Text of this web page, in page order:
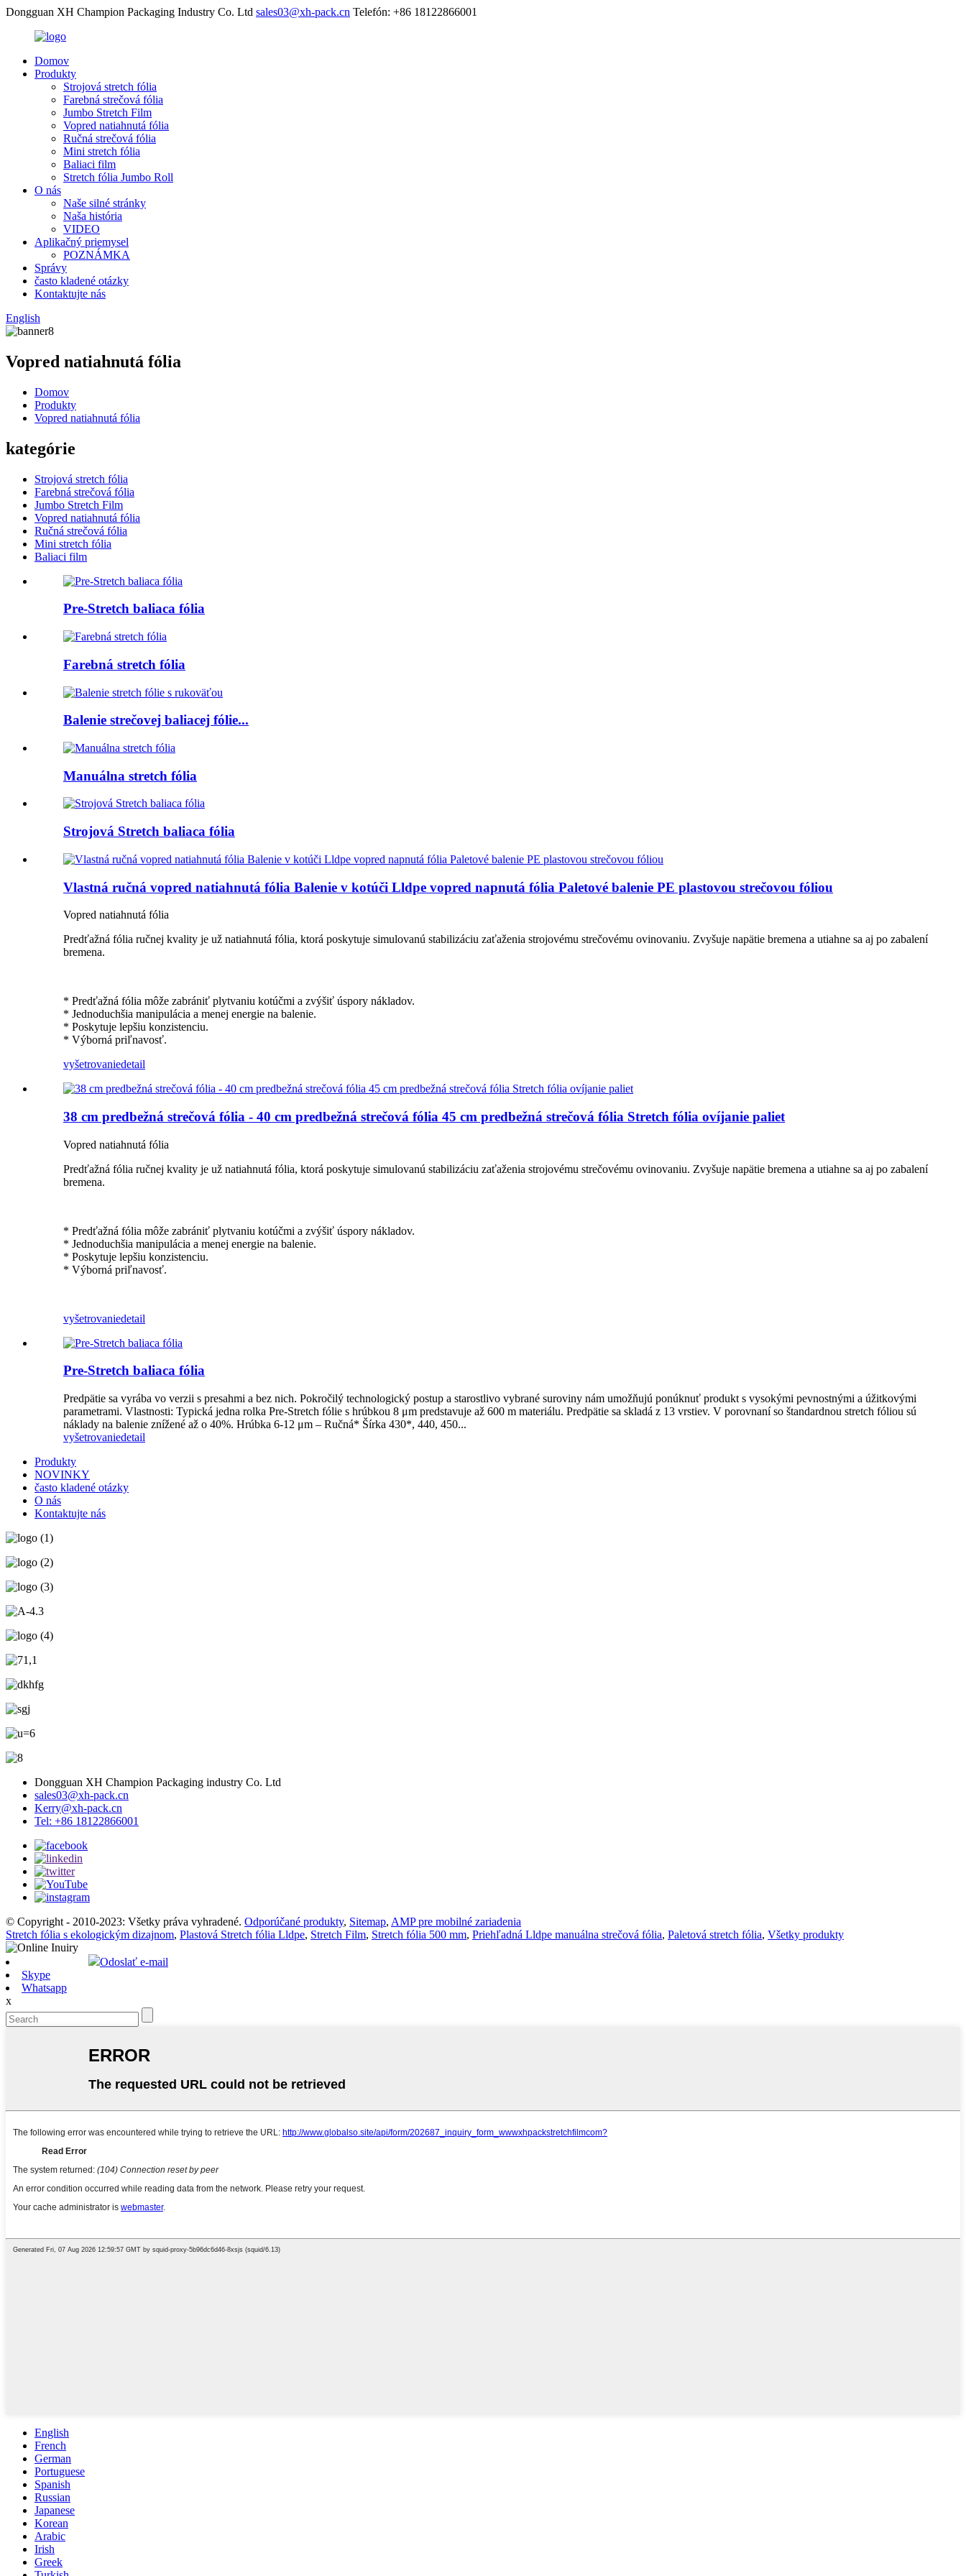
Dongguan XH Champion Packaging Industry Co. Ltd sales03@xh-pack.cn Telefón: +86 18122866001
Domov
Produkty
Strojová stretch fólia
Farebná strečová fólia
Jumbo Stretch Film
Vopred natiahnutá fólia
Ručná strečová fólia
Mini stretch fólia
Baliaci film
Stretch fólia Jumbo Roll
O nás
Naše silné stránky
Naša história
VIDEO
Aplikačný priemysel
POZNÁMKA
Správy
často kladené otázky
Kontaktujte nás
English
Vopred natiahnutá fólia
Domov
Produkty
Vopred natiahnutá fólia
kategórie
Strojová stretch fólia
Farebná strečová fólia
Jumbo Stretch Film
Vopred natiahnutá fólia
Ručná strečová fólia
Mini stretch fólia
Baliaci film
Pre-Stretch baliaca fólia
Farebná stretch fólia
Balenie strečovej baliacej fólie...
Manuálna stretch fólia
Strojová Stretch baliaca fólia
Vlastná ručná vopred natiahnutá fólia Balenie v kotúči Lldpe vopred napnutá fólia Paletové balenie PE plastovou strečovou fóliou
Vopred natiahnutá fólia
Predťažná fólia ručnej kvality je už natiahnutá fólia, ktorá poskytuje simulovanú stabilizáciu zaťaženia strojovému strečovému ovinovaniu. Zvyšuje napätie bremena a utiahne sa aj po zabalení
bremena.
* Predťažná fólia môže zabrániť plytvaniu kotúčmi a zvýšiť úspory nákladov.
* Jednoduchšia manipulácia a menej energie na balenie.
* Poskytuje lepšiu konzistenciu.
* Výborná priľnavosť.
vyšetrovaniedetail
38 cm predbežná strečová fólia - 40 cm predbežná strečová fólia 45 cm predbežná strečová fólia Stretch fólia ovíjanie paliet
Vopred natiahnutá fólia
Predťažná fólia ručnej kvality je už natiahnutá fólia, ktorá poskytuje simulovanú stabilizáciu zaťaženia strojovému strečovému ovinovaniu. Zvyšuje napätie bremena a utiahne sa aj po zabalení
bremena.
* Predťažná fólia môže zabrániť plytvaniu kotúčmi a zvýšiť úspory nákladov.
* Jednoduchšia manipulácia a menej energie na balenie.
* Poskytuje lepšiu konzistenciu.
* Výborná priľnavosť.
vyšetrovaniedetail
Pre-Stretch baliaca fólia
Predpätie sa vyrába vo verzii s presahmi a bez nich. Pokročilý technologický postup a starostlivo vybrané suroviny nám umožňujú ponúknuť produkt s vysokými pevnostnými a úžitkovými
parametrami. Vlastnosti: Typická jedna rolka Pre-Stretch fólie s hrúbkou 8 μm predstavuje až 600 m materiálu. Predpätie sa skladá z 13 vrstiev. V porovnaní so štandardnou stretch fóliou sú
náklady na balenie znížené až o 40%. Hrúbka 6-12 μm – Ručná* Šírka 430*, 440, 450...
vyšetrovaniedetail
Produkty
NOVINKY
často kladené otázky
O nás
Kontaktujte nás
Dongguan XH Champion Packaging industry Co. Ltd
sales03@xh-pack.cn
Kerry@xh-pack.cn
Tel: +86 18122866001
© Copyright - 2010-2023: Všetky práva vyhradené. Odporúčané produkty, Sitemap, AMP pre mobilné zariadenia
Stretch fólia s ekologickým dizajnom, Plastová Stretch fólia Lldpe, Stretch Film, Stretch fólia 500 mm, Priehľadná Lldpe manuálna strečová fólia, Paletová stretch fólia, Všetky produkty
Odoslať e-mail
Skype
Whatsapp
x
English
French
German
Portuguese
Spanish
Russian
Japanese
Korean
Arabic
Irish
Greek